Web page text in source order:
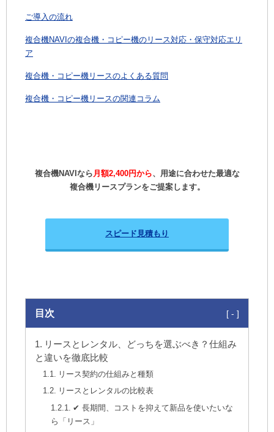
ご導入の流れ
複合機NAVIの複合機・コピー機のリース対応・保守対応エリ
ア
複合機・コピー機リースのよくある質問
複合機・コピー機リースの関連コラム
複合機NAVIなら月額2,400円から、用途に合わせた最適な
複合機リースプランをご提案します。
スピード見積もり
目次
リースとレンタル、どっちを選ぶべき？仕組み
と違いを徹底比較
リース契約の仕組みと種類
リースとレンタルの比較表
✔︎ 長期間、コストを抑えて新品を使いたいな
ら「リース」